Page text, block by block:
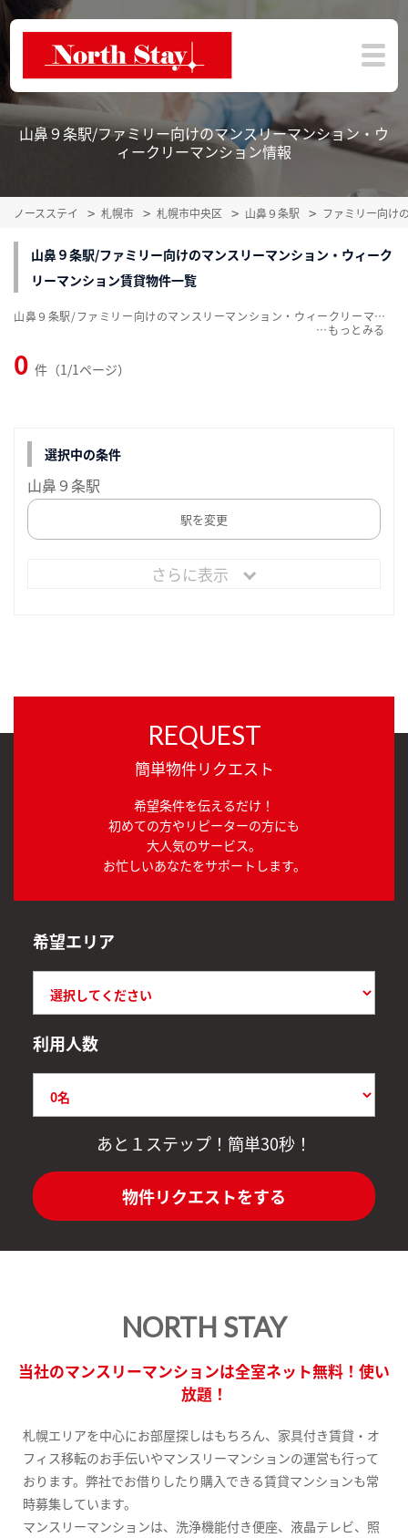
山鼻９条駅/ファミリー向けのマンスリーマンション・ウ
ィークリーマンション情報
ノースステイ 札幌市 札幌市中央区 山鼻９条駅 ファミリー向け
山鼻９条駅/ファミリー向けのマンスリーマンション・ウィーク
リーマンション賃貸物件一覧
0 件（1/1ページ）
山鼻９条駅/ファミリー向けのマンスリーマンション・ウィークリーマンション賃貸物件一覧を掲載中。敷金・礼金無料、家具・家電付をご紹介。こだわり条件での絞込みも簡単！
…
選択中の条件
山鼻９条駅
駅を変更
さらに表示
REQUEST
簡単物件リクエスト
希望条件を伝えるだけ！
初めての方やリピーターの方にも
大人気のサービス。
お忙しいあなたをサポートします。
希望エリア
利用人数
あと１ステップ！簡単30秒！
物件リクエストをする
NORTH STAY
当社のマンスリーマンションは全室ネット無料！使い
放題！
札幌エリアを中心にお部屋探しはもちろん、家具付き賃貸・オ
フィス移転のお手伝いやマンスリーマンションの運営も行って
おります。弊社でお借りしたり購入できる賃貸マンションも常
時募集しています。
マンスリーマンションは、洗浄機能付き便座、液晶テレビ、照